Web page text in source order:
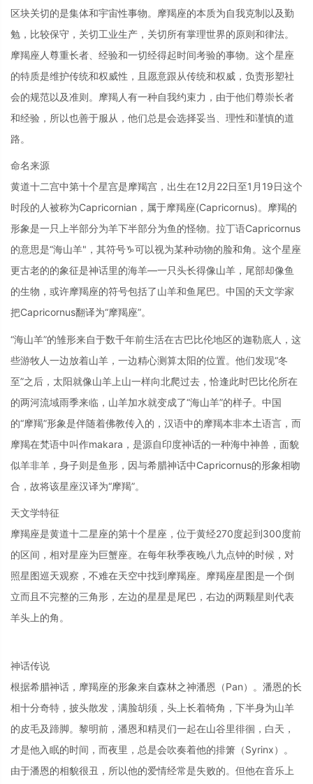
区块关切的是集体和宇宙性事物。摩羯座的本质为自我克制以及勤
勉，比较保守，关切工业生产，关切所有掌理世界的原则和律法。
摩羯座人尊重长者、经验和一切经得起时间考验的事物。这个星座
的特质是维护传统和权威性，且愿意跟从传统和权威，负责形塑社
会的规范以及准则。摩羯人有一种自我约束力，由于他们尊崇长者
和经验，所以也善于服从，他们总是会选择妥当、理性和谨慎的道
路。
命名来源
黄道十二宫中第十个星宫是摩羯宫，出生在12月22日至1月19日这个
时段的人被称为Capricornian，属于摩羯座(Capricornus)。摩羯的
形象是一只上半部分为羊下半部分为鱼的怪物。拉丁语Capricornus
的意思是“海山羊"，其符号♑可以视为某种动物的脸和角。这个星座
更古老的的象征是神话里的海羊—一只头长得像山羊，尾部却像鱼
的生物，或许摩羯座的符号包括了山羊和鱼尾巴。中国的天文学家
把Capricornus翻译为“摩羯座”。
“海山羊”的雏形来自于数千年前生活在古巴比伦地区的迦勒底人，这
些游牧人一边放着山羊，一边精心测算太阳的位置。他们发现“冬
至”之后，太阳就像山羊上山一样向北爬过去，恰逢此时巴比伦所在
的两河流域雨季来临，山羊加水就变成了“海山羊”的样子。中国
的“摩羯”形象是伴随着佛教传入的，汉语中的摩羯本非本土语言，而
摩羯在梵语中叫作makara，是源自印度神话的一种海中神兽，面貌
似羊非羊，身子则是鱼形，因与希腊神话中Capricornus的形象相吻
合，故将该星座汉译为“摩羯”。
天文学特征
摩羯座是黄道十二星座的第十个星座，位于黄经270度起到300度前
的区间，相对星座为巨蟹座。在每年秋季夜晚八九点钟的时候，对
照星图巡天观察，不难在天空中找到摩羯座。摩羯座星图是一个倒
立而且不完整的三角形，左边的星星是尾巴，右边的两颗星则代表
羊头上的角。
神话传说
根据希腊神话，摩羯座的形象来自森林之神潘恩（Pan）。潘恩的长
相十分奇特，披头散发，满脸胡须，头上长着犄角，下半身为山羊
的皮毛及蹄脚。黎明前，潘恩和精灵们一起在山谷里徘徊，白天，
才是他入眠的时间，而夜里，总是会吹奏着他的排箫（Syrinx）。
由于潘恩的相貌很丑，所以他的爱情经常是失败的。但他在音乐上